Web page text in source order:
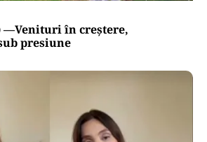
—Venituri în creștere,
presiune